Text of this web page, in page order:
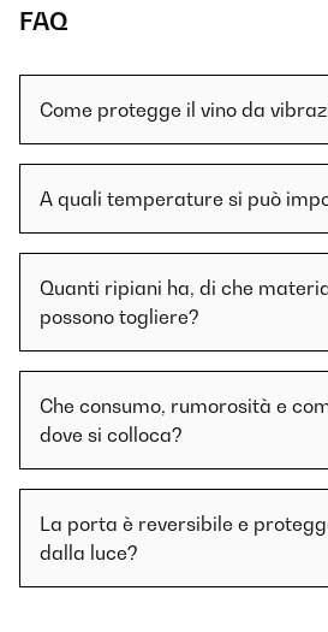
FAQ
Come protegge il vino da
A quali temperature si può
Quanti ripiani ha, di che
possono togliere?
Che consumo, rumorosità e
dove si colloca?
La porta è reversibile e
dalla luce?